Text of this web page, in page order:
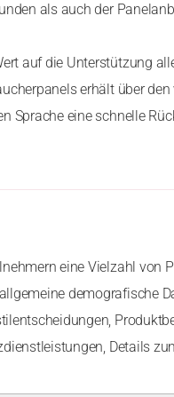
als auch der
auf die Unterstützung
erhält über
Sprache eine schnelle
eine Vielzahl von
demografische
Details